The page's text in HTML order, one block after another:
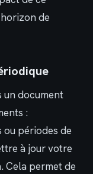
de
un document
:
ou périodes de
à jour votre
Cela permet de